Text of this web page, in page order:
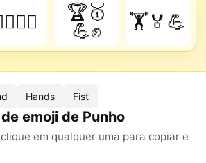
🏆🥇
💪✊
🏋️🏅💪
Hands Fist
emoji de Punho
em qualquer uma para copiar e